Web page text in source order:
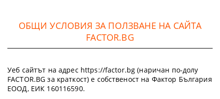
ОБЩИ УСЛОВИЯ ЗА ПОЛЗВАНЕ НА САЙТА
FACTOR.BG
Уеб сайтът на адрес https://factor.bg (наричан по-долу
FACTOR.BG за краткост) е собственост на Фактор България
ЕООД, ЕИК 160116590.